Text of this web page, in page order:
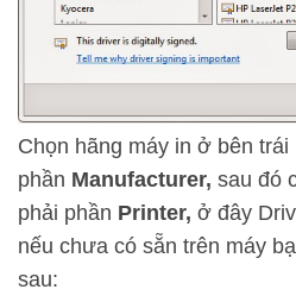
Chọn hãng máy in ở bên trái
phần Manufacturer, sau đó
phải phần Printer, ở đây
nếu chưa có sẵn trên máy
sau: